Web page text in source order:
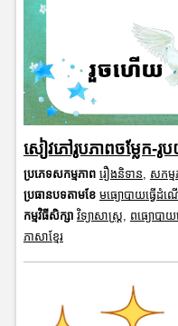
សៀវភៅរូបភាពចម្លែក-រូ
ប្រភេទសកម្មភាព រឿងនិទាន, សកម្
ប្រធានបទតាមខែ មធ្យោបាយធ្វើដំណ
កម្មវិធីសិក្សា វិទ្យាសាស្រ្ត, ពធ្យោបាយ
ភាសាខ្មែរ